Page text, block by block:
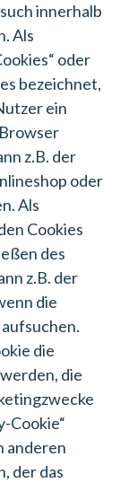
innerhalb
Als
oder
bezeichnet,
ein
z.B. der
oder
Als
Cookies
des
z.B. der
die
die
die
Cookie“
anderen
der das